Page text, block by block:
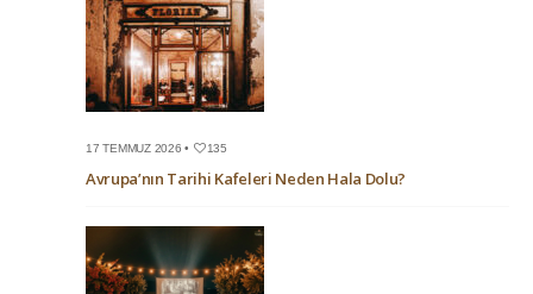
17 TEMMUZ 2026 • 135
Avrupa’nın Tarihi Kafeleri Neden Hala Dolu?